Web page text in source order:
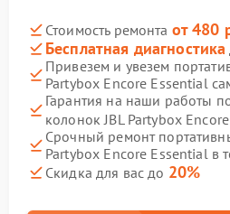
Стоимость ремонта от 480
Бесплатная диагностика
Привезем и увезем
Partybox Encore Essential
Гарантия на наши работы
колонок JBL Partybox
Срочный ремонт
Partybox Encore Essential в
Скидка для вас до 20%